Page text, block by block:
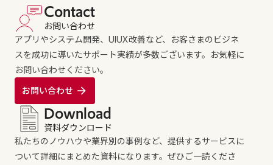
Contact
お問い合わせ
アプリやシステム開発、UIUX改善など、お客さまのビジネ
スを成功に導いたサポート実績が多数ございます。お気軽に
お問い合わせください。
お問い合わせ
Download
資料ダウンロード
私たちのノウハウや業界別の事例など、提供するサービスに
ついて詳細にまとめた資料になります。ぜひご一読くださ